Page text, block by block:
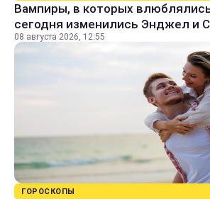
Вампиры, в которых
сегодня изменились Энджел и
08 августа 2026, 12:55
ГОРОСКОПЫ